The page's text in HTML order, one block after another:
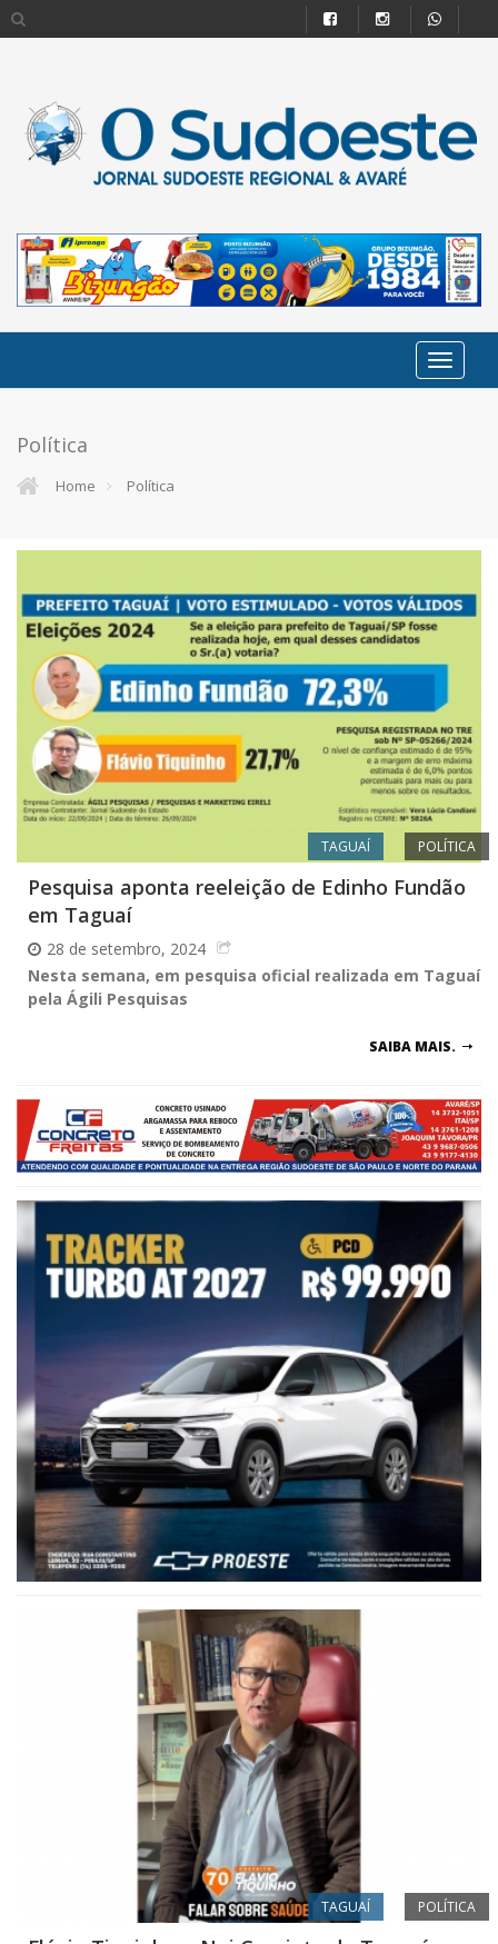
Política
Home Política
TAGUAÍ POLÍTICA
Pesquisa aponta reeleição de Edinho Fundão
em Taguaí
28 de setembro, 2024
Nesta semana, em pesquisa oficial realizada em Taguaí
pela Ágili Pesquisas
SAIBA MAIS.
TAGUAÍ POLÍTICA